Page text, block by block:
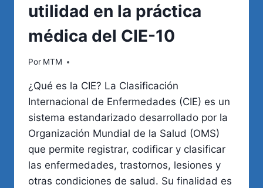
utilidad en la práctica
médica del CIE-10
Por MTM
¿Qué es la CIE? La Clasificación
Internacional de Enfermedades (CIE) es un
sistema estandarizado desarrollado por la
Organización Mundial de la Salud (OMS)
que permite registrar, codificar y clasificar
las enfermedades, trastornos, lesiones y
otras condiciones de salud. Su finalidad es